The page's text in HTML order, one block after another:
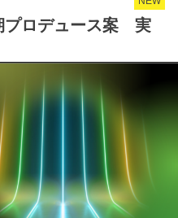
プロデュース案 実